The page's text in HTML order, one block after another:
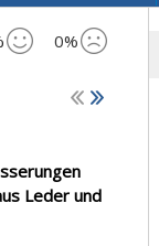
0%
Leder und